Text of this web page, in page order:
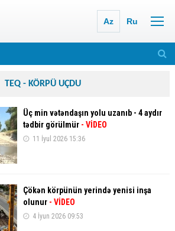
Az Ru
TEQ - KÖRPÜ UÇDU
Üç min vətəndaşın yolu uzanıb - 4 aydır
tədbir görülmür - VİDEO
11 İyul 2026 15:36
Çökən körpünün yerində yenisi inşa
olunur - VİDEO
4 İyun 2026 09:53